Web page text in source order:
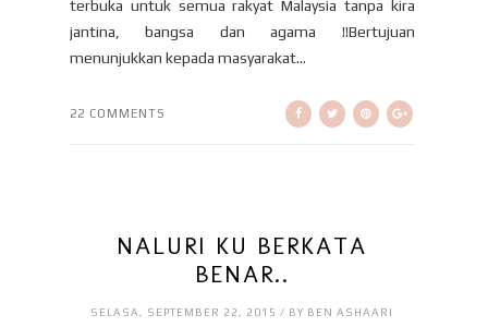
terbuka untuk semua rakyat Malaysia tanpa kira
jantina, bangsa dan agama !!Bertujuan
menunjukkan kepada masyarakat...
22 COMMENTS
NALURI KU BERKATA
BENAR..
SELASA, SEPTEMBER 22, 2015 / BY BEN ASHAARI